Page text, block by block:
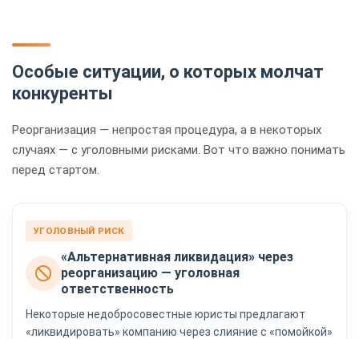
Особые ситуации, о которых молчат
конкуренты
Реорганизация — непростая процедура, а в некоторых
случаях — с уголовными рисками. Вот что важно понимать
перед стартом.
УГОЛОВНЫЙ РИСК
«Альтернативная ликвидация» через
реорганизацию — уголовная
ответственность
Некоторые недобросовестные юристы предлагают
«ликвидировать» компанию через слияние с «помойкой»